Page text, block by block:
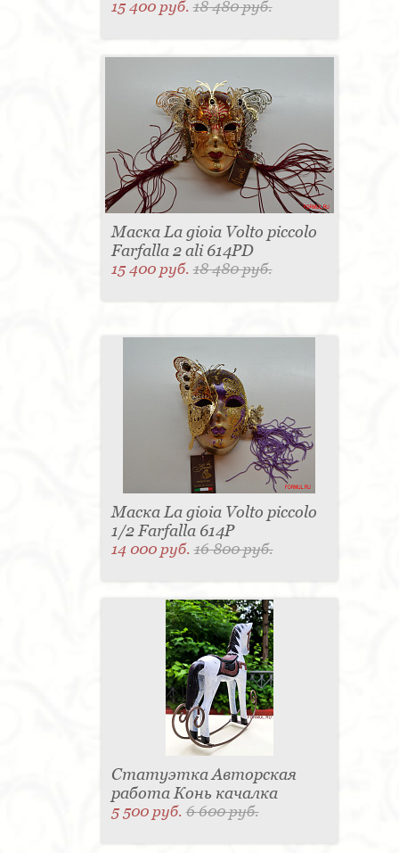
15 400 руб.18 480 руб.
Маска La gioia Volto piccolo
Farfalla 2 ali 614PD
15 400 руб.18 480 руб.
Маска La gioia Volto piccolo
1/2 Farfalla 614P
14 000 руб.16 800 руб.
Статуэтка Авторская
работа Конь качалка
5 500 руб.6 600 руб.